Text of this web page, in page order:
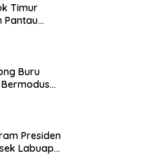
Timur
Pantau
Buru
Presiden
Labuapi